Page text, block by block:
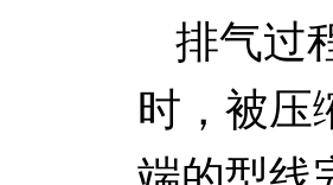
排气过
时，被压